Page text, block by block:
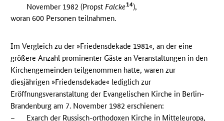
November 1982 (Propst Falcke14),
woran 600 Personen teilnahmen.
Im Vergleich zu der »Friedensdekade 1981«, an der eine
größere Anzahl prominenter Gäste an Veranstaltungen in den
Kirchengemeinden teilgenommen hatte, waren zur
diesjährigen »Friedensdekade« lediglich zur
Eröffnungsveranstaltung der Evangelischen Kirche in Berlin-
Brandenburg am 7. November 1982 erschienen:
–
Exarch der Russisch-orthodoxen Kirche in Mitteleuropa,